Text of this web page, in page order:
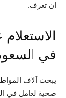
ان تعرف.
في
يبحث آلاف
صحية لعامل في